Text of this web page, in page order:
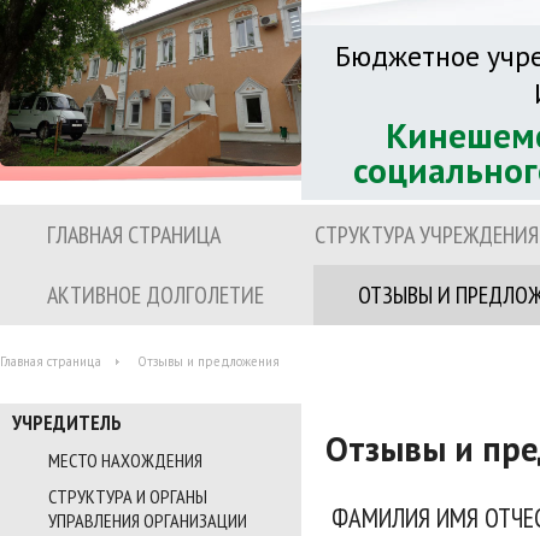
Бюджетное
ГЛАВНАЯ СТРАНИЦА
СТРУКТУРА УЧРЕЖДЕНИЯ
АКТИВНОЕ ДОЛГОЛЕТИЕ
ОТЗЫВЫ И
Главная страница Отзывы и предложения
УЧРЕДИТЕЛЬ
МЕСТО НАХОЖДЕНИЯ
СТРУКТУРА И ОРГАНЫ
УПРАВЛЕНИЯ ОРГАНИЗАЦИИ
Отзывы и
ФАМИЛИЯ ИМЯ